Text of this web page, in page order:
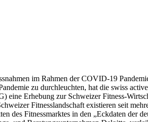
im Rahmen der COVID-19
zu durchleuchten, hat die swiss
eine Erhebung zur Schweizer Fitness-
Fitnesslandschaft existieren seit
des Fitnessmarktes in den „Eckdaten der